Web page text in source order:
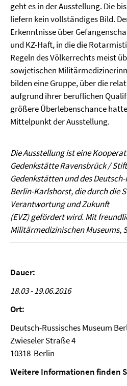
geht es in der Ausstellung. Die
liefern kein vollständiges Bild.
Erkenntnisse über
und KZ-Haft, in die die
Regeln des Völkerrechts meist
sowjetischen
bilden eine Gruppe, über die
aufgrund ihrer beruflichen
größere Überlebenschance
Mittelpunkt der Ausstellung.
Die Ausstellung ist eine
Gedenkstätte Ravensbrück /
Gedenkstätten und des
Berlin-Karlshorst, die durch die
Verantwortung und Zukunft
(EVZ) gefördert wird. Mit
Militärmedizinischen Museums,
Dauer:
18.03 - 19.06.2016
Ort:
Deutsch-Russisches Museum
Zwieseler Straße 4
10318 Berlin
Weitere Informationen finden